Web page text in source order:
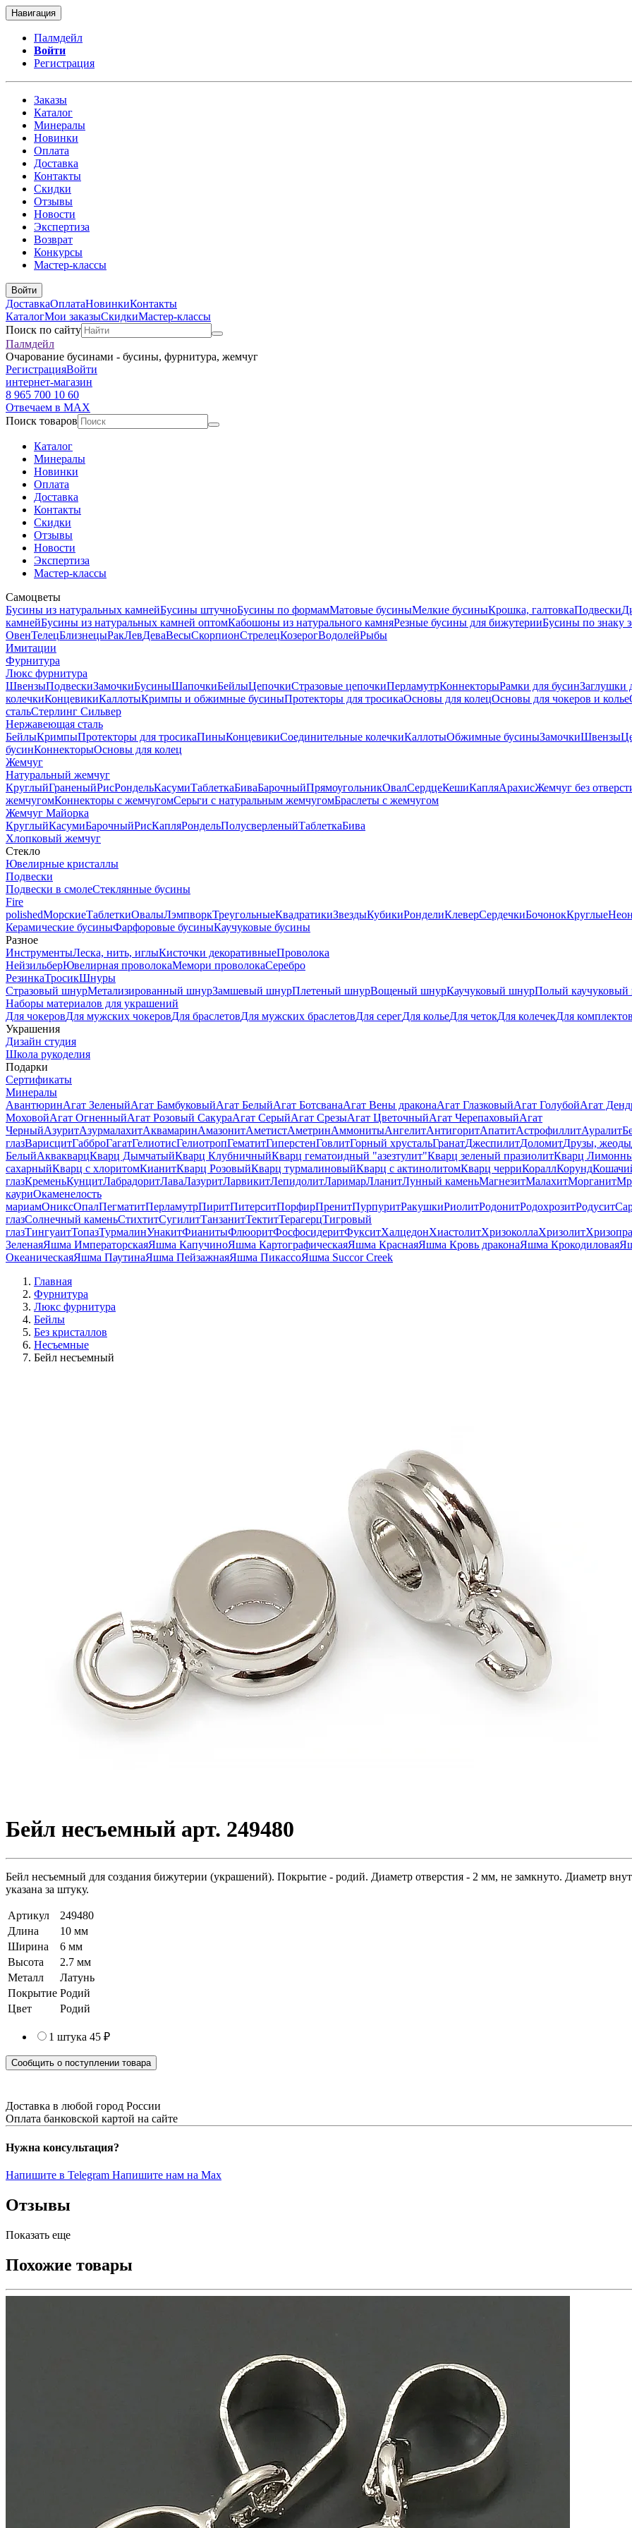
Навигация
Палмдейл
Войти
Регистрация
Заказы
Каталог
Минералы
Новинки
Оплата
Доставка
Контакты
Скидки
Отзывы
Новости
Экспертиза
Возврат
Конкурсы
Мастер-классы
Войти
ДоставкаОплатаНовинкиКонтакты
КаталогМои заказыСкидкиМастер-классы
Поиск по сайту
Палмдейл
Очарование бусинами - бусины, фурнитура, жемчуг
РегистрацияВойти
интернет-магазин
8 965 700 10 60
Отвечаем в MAX
Поиск товаров
Каталог
Минералы
Новинки
Оплата
Доставка
Контакты
Скидки
Отзывы
Новости
Экспертиза
Мастер-классы
Самоцветы
Бусины из натуральных камнейБусины штучноБусины по формамМатовые бусиныМелкие бусиныКрошка, галтовкаПодвески
камнейБусины из натуральных камней оптомКабошоны из натурального камняРезные бусины для бижутерииБусины по знаку
ОвенТелецБлизнецыРакЛевДеваВесыСкорпионСтрелецКозерогВодолейРыбы
Имитации
Фурнитура
Люкс фурнитура
ШвензыПодвескиЗамочкиБусиныШапочкиБейлыЦепочкиСтразовые цепочкиПерламутрКоннекторыРамки для бусинЗаглушки
колечкиКонцевикиКаллотыКримпы и обжимные бусиныПротекторы для тросикаОсновы для колецОсновы для чокеров и колье
стальСтерлинг Сильвер
Нержавеющая сталь
БейлыКримпыПротекторы для тросикаПиныКонцевикиСоединительные колечкиКаллотыОбжимные бусиныЗамочкиШвензы
бусинКоннекторыОсновы для колец
Жемчуг
Натуральный жемчуг
КруглыйГраненыйРисРондельКасумиТаблеткаБиваБарочныйПрямоугольникОвалСердцеКешиКапляАрахисЖемчуг без
жемчугомКоннекторы с жемчугомСерьги с натуральным жемчугомБраслеты с жемчугом
Жемчуг Майорка
КруглыйКасумиБарочныйРисКапляРондельПолусверленыйТаблеткаБива
Хлопковый жемчуг
Стекло
Ювелирные кристаллы
Подвески
Подвески в смолеСтеклянные бусины
Fire
polishedМорскиеТаблеткиОвалыЛэмпворкТреугольныеКвадратикиЗвездыКубикиРонделиКлеверСердечкиБочонокКруглые
Керамические бусиныФарфоровые бусиныКаучуковые бусины
Разное
ИнструментыЛеска, нить, иглыКисточки декоративныеПроволока
НейзильберЮвелирная проволокаМемори проволокаСеребро
РезинкаТросикШнуры
Стразовый шнурМетализированный шнурЗамшевый шнурПлетеный шнурВощеный шнурКаучуковый шнурПолый
Наборы материалов для украшений
Для чокеровДля мужских чокеровДля браслетовДля мужских браслетовДля серегДля кольеДля четокДля колечекДля
Украшения
Дизайн студия
Школа рукоделия
Подарки
Сертификаты
Минералы
АвантюринАгат ЗеленыйАгат БамбуковыйАгат БелыйАгат БотсванаАгат Вены драконаАгат ГлазковыйАгат ГолубойАгат
МоховойАгат ОгненныйАгат Розовый СакураАгат СерыйАгат СрезыАгат ЦветочныйАгат ЧерепаховыйАгат
ЧерныйАзуритАзурмалахитАквамаринАмазонитАметистАметринАммонитыАнгелитАнтигоритАпатитАстрофиллитАуралит
глазВарисцитГабброГагатГелиотисГелиотропГематитГиперстенГовлитГорный хрустальГранатДжеспилитДоломитДрузы, жеоды
БелыйАквакварцКварц ДымчатыйКварц КлубничныйКварц гематоидный "азезтулит"Кварц зеленый празиолитКварц
сахарныйКварц с хлоритомКианитКварц РозовыйКварц турмалиновыйКварц с актинолитомКварц черриКораллКорунд
глазКременьКунцитЛабрадоритЛаваЛазуритЛарвикитЛепидолитЛаримарЛланитЛунный каменьМагнезитМалахитМорганит
кауриОкаменелость
мариамОниксОпалПегматитПерламутрПиритПитерситПорфирПренитПурпуритРакушкиРиолитРодонитРодохрозитРодусит
глазСолнечный каменьСтихтитСугилитТанзанитТектитТерагерцТигровый
глазТингуаитТопазТурмалинУнакитФианитыФлюоритФосфосидеритФукситХалцедонХиастолитХризоколлаХризолит
ЗеленаяЯшма ИмператорскаяЯшма КапучиноЯшма КартографическаяЯшма КраснаяЯшма Кровь драконаЯшма Крокодиловая
ОкеаническаяЯшма ПаутинаЯшма ПейзажнаяЯшма ПикассоЯшма Succor Creek
Главная
Фурнитура
Люкс фурнитура
Бейлы
Без кристаллов
Несъемные
Бейл несъемный
Бейл несъемный арт. 249480
Бейл несъемный для создания бижутерии (украшений). Покрытие - родий. Диаметр отверстия - 2 мм, не замкнуто. Диаметр
указана за штуку.
Артикул
249480
Длина
10 мм
Ширина
6 мм
Высота
2.7 мм
Металл
Латунь
Покрытие Родий
Цвет
Родий
1 штука 45 ₽
Сообщить о поступлении товара
Доставка в любой город России
Оплата банковской картой на сайте
Нужна консультация?
Напишите в Telegram Напишите нам на Max
Отзывы
Показать еще
Похожие товары